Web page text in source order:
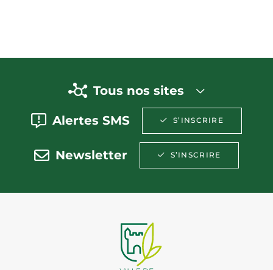
Tous nos sites
Alertes SMS S’INSCRIRE
Newsletter S’INSCRIRE